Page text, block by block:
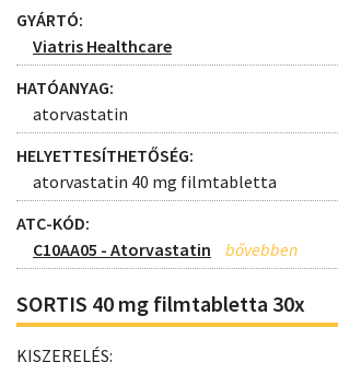
GYÁRTÓ:
Viatris Healthcare
HATÓANYAG:
atorvastatin
HELYETTESÍTHETŐSÉG:
atorvastatin 40 mg filmtabletta
ATC-KÓD:
C10AA05 - Atorvastatin
SORTIS 40 mg filmtabletta 30x
KISZERELÉS: